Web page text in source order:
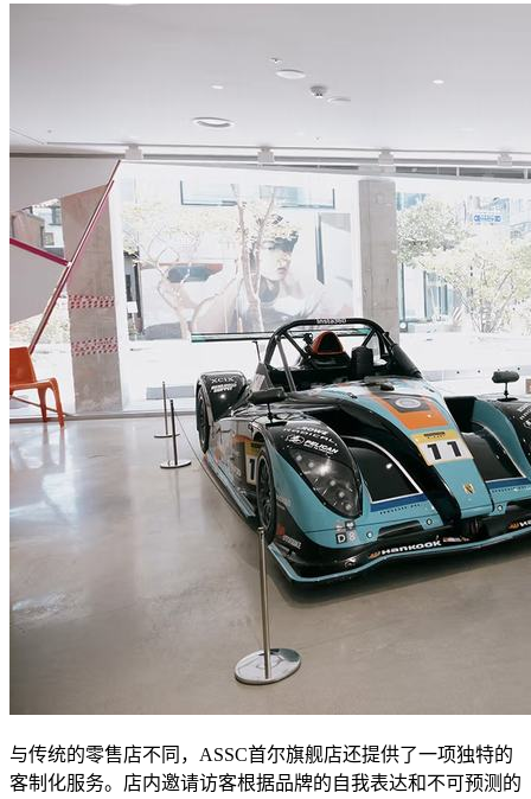
与传统的零售店不同，ASSC首尔旗舰店还提供了一项独特的
客制化服务。店内邀请访客根据品牌的自我表达和不可预测的